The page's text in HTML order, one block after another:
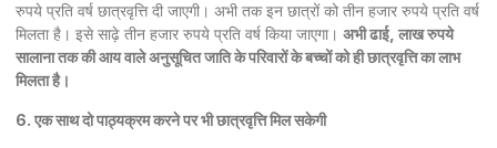
रुपये प्रति वर्ष छात्रवृत्ति दी जाएगी। अभी तक इन छात्रों को तीन हजार रुपये प्रति वर्ष
मिलता है। इसे साढ़े तीन हजार रुपये प्रति वर्ष किया जाएगा। अभी ढाई, लाख रुपये
सालाना तक की आय वाले अनुसूचित जाति के परिवारों के बच्चों को ही छात्रवृत्ति का लाभ
मिलता है।
6. एक साथ दो पाठ्यक्रम करने पर भी छात्रवृत्ति मिल सकेगी